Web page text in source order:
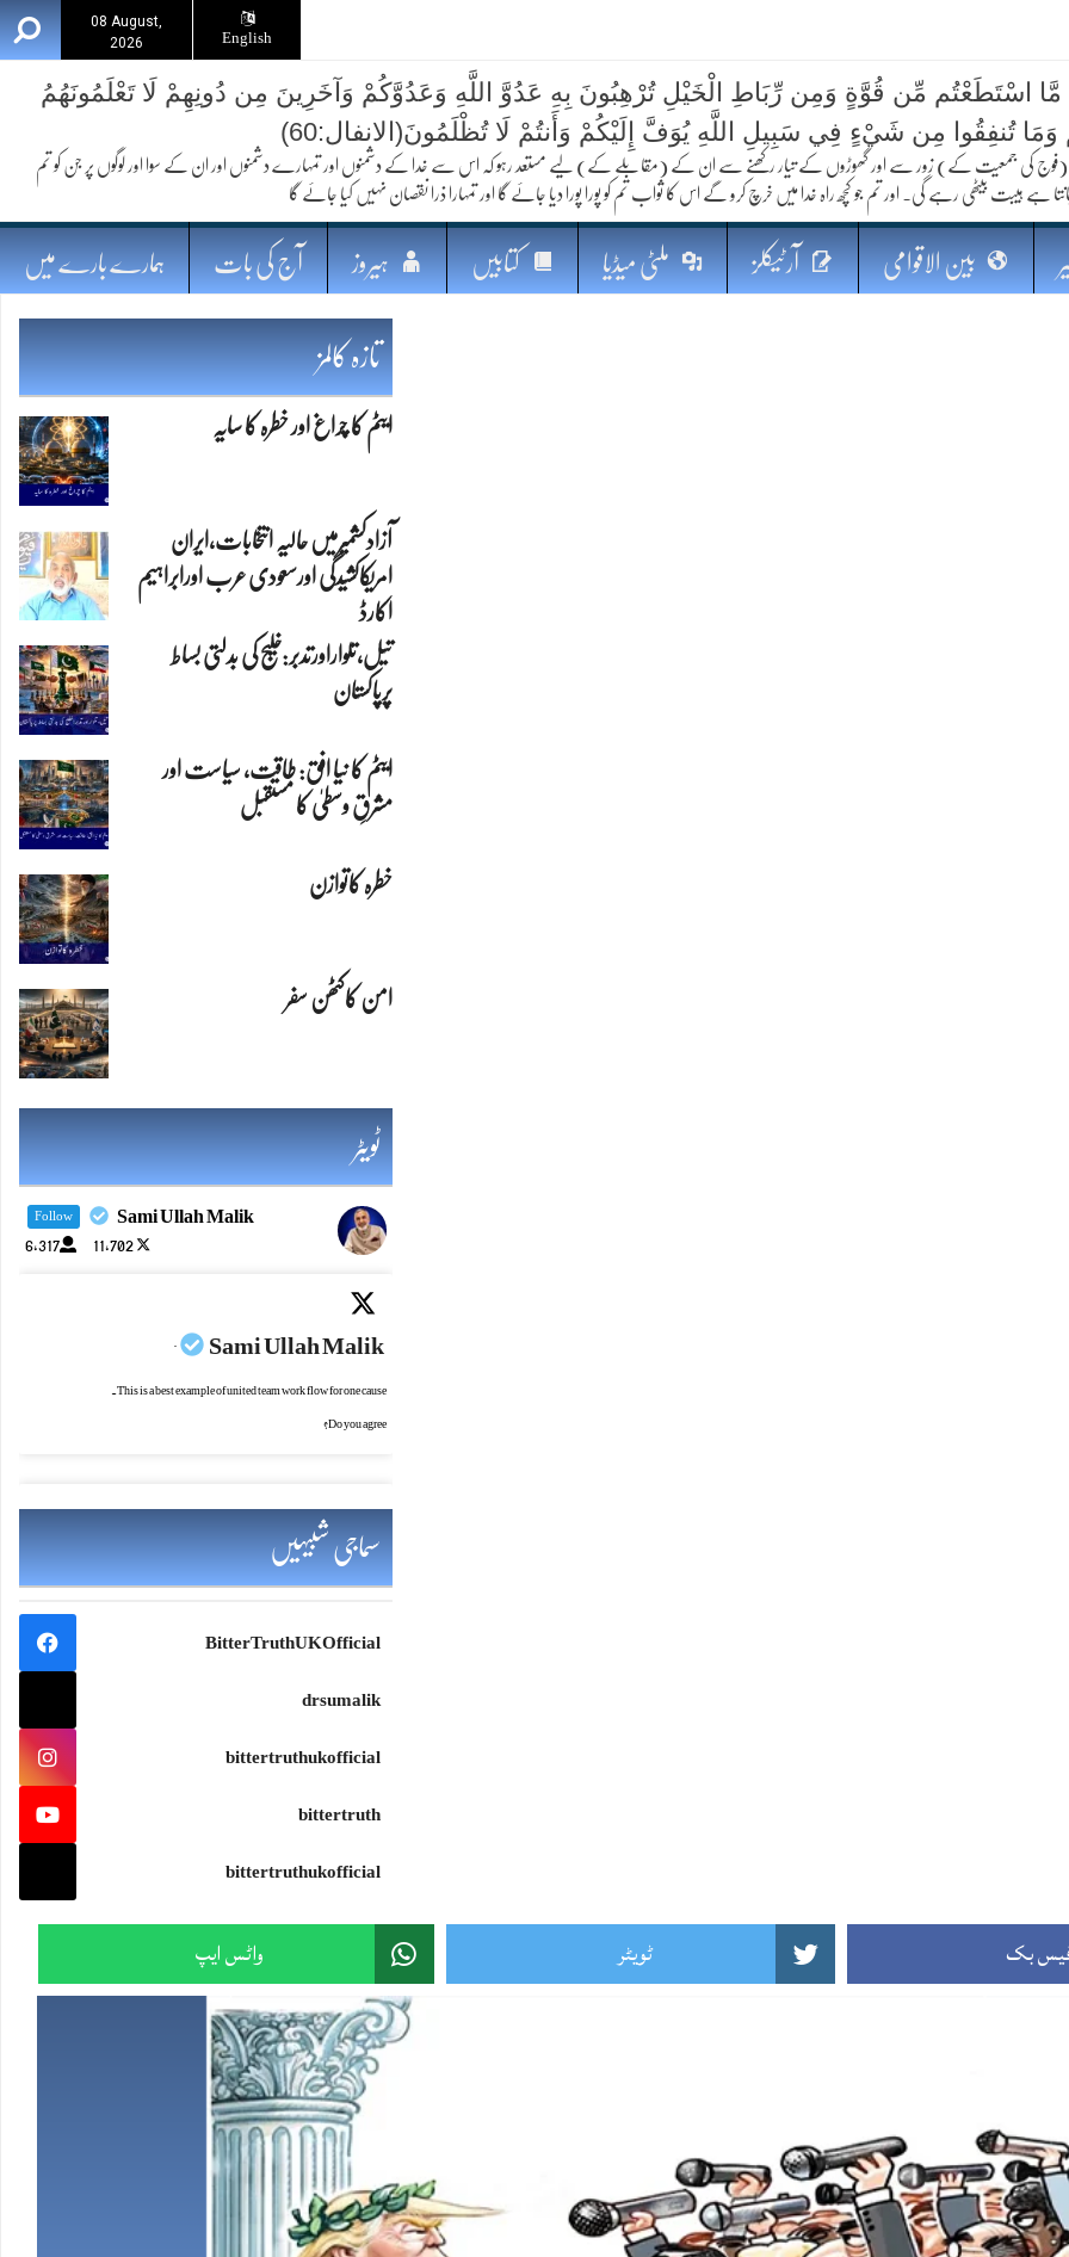
08 August,
2026
English
مستقبل
مَّا اسْتَطَعْتُم مِّن قُوَّةٍ وَمِن رِّبَاطِ الْخَيْلِ تُرْهِبُونَ بِهِ عَدُوَّ اللَّهِ وَعَدُوَّكُمْ وَآخَرِينَ مِن دُونِهِمْ لَا تَعْلَمُونَهُمُ
وَمَا تُنفِقُوا مِن شَيْءٍ فِي سَبِيلِ اللَّهِ يُوَفَّ إِلَيْكُمْ وَأَنتُمْ لَا تُظْلَمُونَ(الانفال:60)
کی جمعیت کے) زور سے اور گھوڑوں کے تیار رکھنے سے ان کے (مقابلے کے) لیے مستعد رہو کہ اس سے خدا کے دشمنوں اور تمہارے دشمنوں اور ان کے سوا اور لوگوں پر جن کو تم
ہے ہیبت بیٹھی رہے گی۔ اور تم جو کچھ راہ خدا میں خرچ کرو گے اس کا ثواب تم کو پورا پورا دیا جائے گا اور تمہارا ذرا نقصان نہیں کیا جائے گا
بین الاقوامی آرٹیکلز ملٹی میڈیا کتابیں ہیروز آج کی بات ہمارے بارے میں
تازہ کالمز
امن کاکٹھن سفر
ایٹم کا چراغ اور خطرہ کا سایہ
آزادکشمیرمیں حالیہ انتخابات،ایران
امریکاکشیدگی اورسعودی عرب اورابراہیم
اکارڈ
تیل،تلواراورتدبر:خلیج کی بدلتی بساط
پرپاکستان
ایٹم کا نیا افق: طاقت، سیاست اور
مشرقِ وسطیٰ کا مستقبل
خطرہ کاتوازن
ٹویٹر
Sami Ullah Malik
Follow
11,702
6,317
Sami Ullah Malik
·
This is a best example of united team work flow for one cause.
Do you agree?
Sami Ullah Malik
سمندرجتناوسیع ہو،جہازکواتنی ہی مضبوط سمت درکارہوتی ہے۔اور تہذیب جتنی بلند ہو،اسے اتنی ہی گہری
#wisdom #knowledge
سماجی شبیہیں
BitterTruthUKOfficial
drsumalik
bittertruthukofficial
bittertruth
bittertruthukofficial
بک ٹویٹر واٹس ایپ